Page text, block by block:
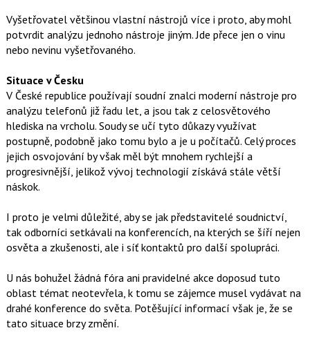
Vyšetřovatel většinou vlastní nástrojů více i proto, aby mohl
potvrdit analýzu jednoho nástroje jiným. Jde přece jen o vinu
nebo nevinu vyšetřovaného.
Situace v Česku
V České republice používají soudní znalci moderní nástroje pro
analýzu telefonů již řadu let, a jsou tak z celosvětového
hlediska na vrcholu. Soudy se učí tyto důkazy využívat
postupně, podobně jako tomu bylo a je u počítačů. Celý proces
jejich osvojování by však měl být mnohem rychlejší a
progresivnější, jelikož vývoj technologií získává stále větší
náskok.
I proto je velmi důležité, aby se jak představitelé soudnictví,
tak odborníci setkávali na konferencích, na kterých se šíří nejen
osvěta a zkušenosti, ale i síť kontaktů pro další spolupráci.
U nás bohužel žádná fóra ani pravidelné akce doposud tuto
oblast témat neotevřela, k tomu se zájemce musel vydávat na
drahé konference do světa. Potěšující informací však je, že se
tato situace brzy změní.